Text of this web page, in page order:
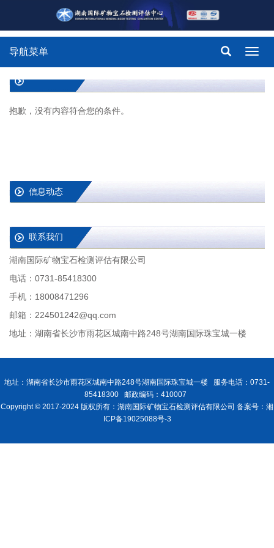
导航菜单
抱歉，没有内容符合您的条件。
信息动态
联系我们
湖南国际矿物宝石检测评估有限公司
电话：0731-85418300
手机：18008471296
邮箱：224501242@qq.com
地址：湖南省长沙市雨花区城南中路248号湖南国际珠宝城一楼
地址：湖南省长沙市雨花区城南中路248号湖南国际珠宝城一楼 服务电话：0731-
85418300 邮政编码：410007
Copyright © 2017-2024 版权所有：湖南国际矿物宝石检测评估有限公司 备案号：湘
ICP备19025088号-3